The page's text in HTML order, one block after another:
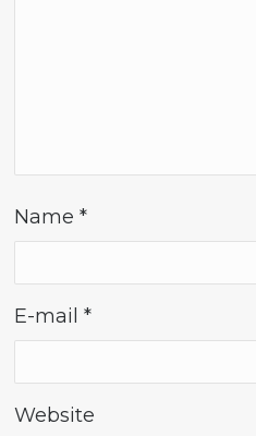
Name*
E-mail*
Website